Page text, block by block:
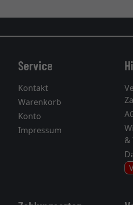
Service
Kontakt
Warenkorb
Konto
Impressum
&